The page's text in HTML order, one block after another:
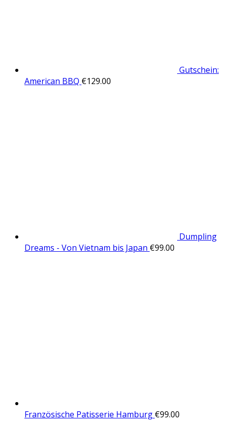
Gutschein:
American BBQ €129.00
Dumpling
Dreams - Von Vietnam bis Japan €99.00
Französische Patisserie Hamburg €99.00